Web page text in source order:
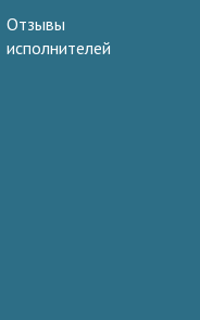
Отзывы
исполнителей